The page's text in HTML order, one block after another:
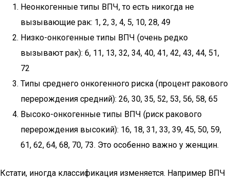
Неонкогенные типы ВПЧ, то есть никогда не
вызывающие рак: 1, 2, 3, 4, 5, 10, 28, 49
Низко-онкогенные типы ВПЧ (очень редко
вызывают рак): 6, 11, 13, 32, 34, 40, 41, 42, 43, 44, 51,
72
Типы среднего онкогенного риска (процент ракового
перерождения средний): 26, 30, 35, 52, 53, 56, 58, 65
Высоко-онкогенные типы ВПЧ (риск ракового
перерождения высокий): 16, 18, 31, 33, 39, 45, 50, 59,
61, 62, 64, 68, 70, 73. Это особенно важно у женщин.
Кстати, иногда классификация изменяется. Например ВПЧ